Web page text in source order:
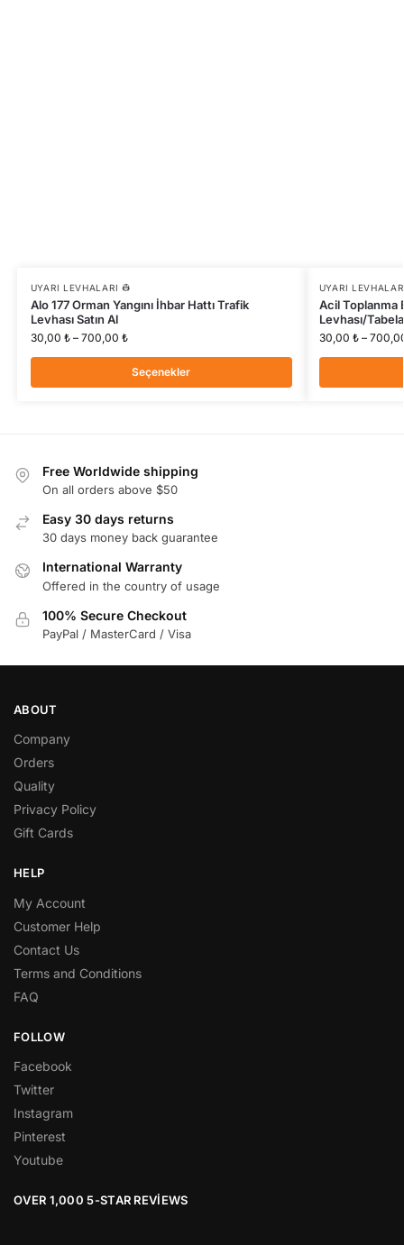
UYARI LEVHALARI 👷
Alo 177 Orman Yangını İhbar Hattı Trafik
Levhası Satın Al
30,00 ₺ – 700,00 ₺
Seçenekler
UYARI
Acil Toplanma
Levhası/
30,00 ₺ –
Free Worldwide shipping
On all orders above $50
Easy 30 days returns
30 days money back guarantee
International Warranty
Offered in the country of usage
100% Secure Checkout
PayPal / MasterCard / Visa
ABOUT
Company
Orders
Quality
Privacy Policy
Gift Cards
HELP
My Account
Customer Help
Contact Us
Terms and Conditions
FAQ
FOLLOW
Facebook
Twitter
Instagram
Pinterest
Youtube
OVER 1,000 5-STAR REVIEWS